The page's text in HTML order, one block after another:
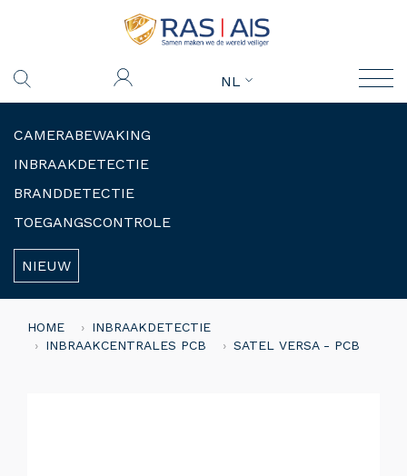
NL
CAMERABEWAKING
INBRAAKDETECTIE
BRANDDETECTIE
TOEGANGSCONTROLE
NIEUW
HOME
INBRAAKDETECTIE
INBRAAKCENTRALES PCB
SATEL VERSA - PCB